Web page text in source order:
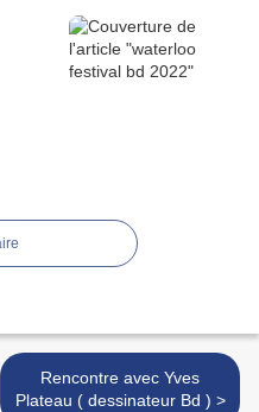
Rencontre avec Yves
Plateau ( dessinateur Bd ) >